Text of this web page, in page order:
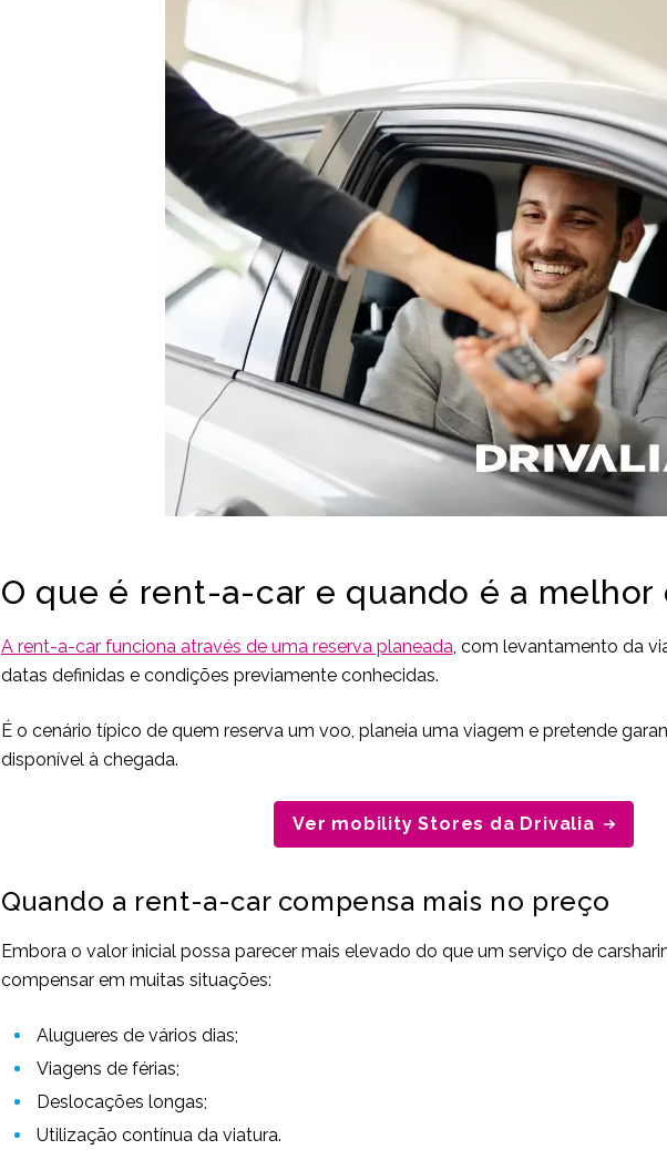
O que é rent-a-car e quando é a melhor
A rent-a-car funciona através de uma reserva planeada, com levantamento da
datas definidas e condições previamente conhecidas.
É o cenário típico de quem reserva um voo, planeia uma viagem e pretende
disponível à chegada.
Ver mobility Stores da Drivalia
Quando a rent-a-car compensa mais no preço
Embora o valor inicial possa parecer mais elevado do que um serviço de
compensar em muitas situações:
Alugueres de vários dias;
Viagens de férias;
Deslocações longas;
Utilização contínua da viatura.